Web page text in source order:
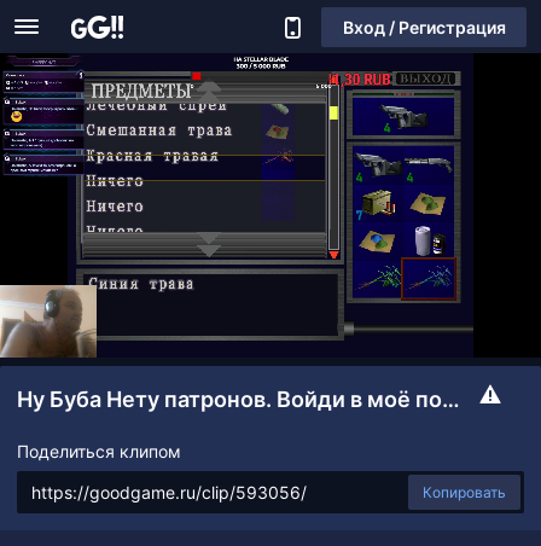
Вход / Регистрация
Ну Буба Нету патронов. Войди в моё положение!
Поделиться клипом
Копировать